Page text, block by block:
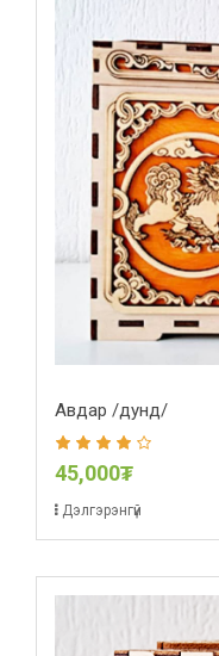
Авдар /дунд/
45,000₮
Дэлгэрэнгүй